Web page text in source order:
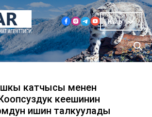
Кыр
катчысы менен
кеңешинин
ишин талкуулады